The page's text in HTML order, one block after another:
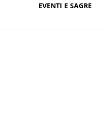
EVENTI E SAGRE